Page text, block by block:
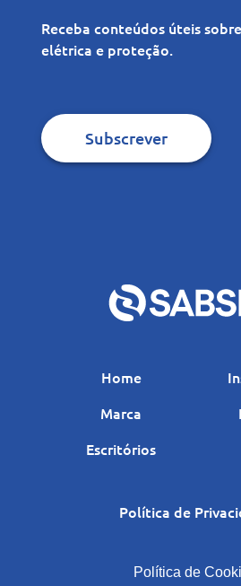
Receba conteúdos úteis
elétrica e proteção.
Subscrever
Home
Marca
Escritórios
Política de
Política de